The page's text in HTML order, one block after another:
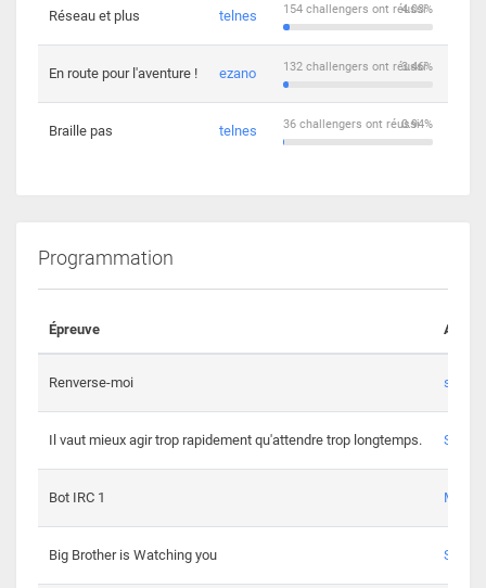
Réseau et plus telnes 4.03%
154 challengers ont réussi
En route pour l'aventure ! ezano 3.46%
132 challengers ont réussi
Braille pas telnes 0.94%
36 challengers ont réussi
Programmation
Épreuve Auteur
Renverse-moi s3th
Il vaut mieux agir trop rapidement qu'attendre trop longtemps. Spl3en
Bot IRC 1
Big Brother is Watching you